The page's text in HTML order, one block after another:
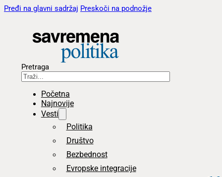
Pređi na glavni sadržaj Preskoči na podnožje
Pretraga
Početna
Najnovije
Vesti
Politika
Društvo
Bezbednost
Evropske integracije